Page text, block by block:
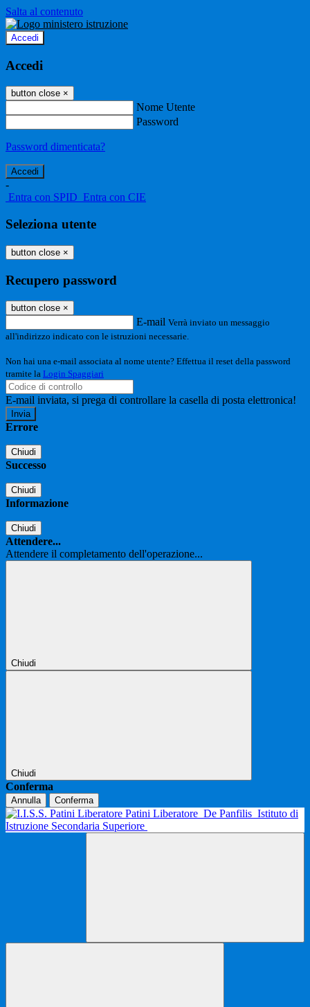
Salta al contenuto
Accedi
Accedi
button close ×
Nome Utente
Password
Password dimenticata?
-
Entra con SPID Entra con CIE
Seleziona utente
button close ×
Recupero password
button close ×
E-mail Verrà inviato un messaggio
all'indirizzo indicato con le istruzioni necessarie.
Non hai una e-mail associata al nome utente? Effettua il reset della password
tramite la Login Spaggiari
E-mail inviata, si prega di controllare la casella di posta elettronica!
Errore
Chiudi
Successo
Chiudi
Informazione
Chiudi
Attendere...
Attendere il completamento dell'operazione...
Chiudi
Chiudi
Conferma
Annulla Conferma
Patini Liberatore De Panfilis Istituto di
Istruzione Secondaria Superiore